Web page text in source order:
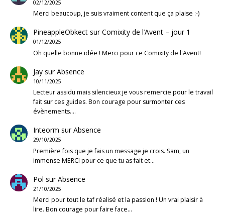
02/12/2025
Merci beaucoup, je suis vraiment content que ça plaise :-)
PineappleObkectsurComixity de l’Avent – jour 1
01/12/2025
Oh quelle bonne idée ! Merci pour ce Comixity de l'Avent!
JaysurAbsence
10/11/2025
Lecteur assidu mais silencieux je vous remercie pour le travail
fait sur ces guides. Bon courage pour surmonter ces
évènements.…
Inteorm surAbsence
29/10/2025
Première fois que je fais un message je crois. Sam, un
immense MERCI pour ce que tu as fait et…
Pol surAbsence
21/10/2025
Merci pour tout le taf réalisé et la passion ! Un vrai plaisir à
lire. Bon courage pour faire face…